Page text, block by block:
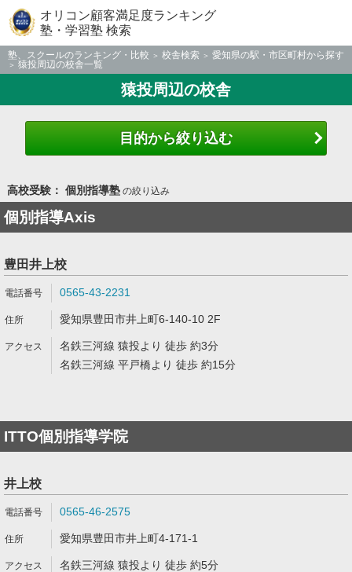
オリコン顧客満足度ランキング
塾・学習塾 検索
塾、スクールのランキング・比較 校舎検索
愛知県の駅・市区町村から探す
猿投周辺の校舎一覧
猿投周辺の校舎
目的から絞り込む
高校受験： 個別指導塾の絞り込み
個別指導Axis
豊田井上校
0565-43-2231
愛知県豊田市井上町6-140-10 2F
名鉄三河線 猿投より 徒歩 約3分
名鉄三河線 平戸橋より 徒歩 約15分
ITTO個別指導学院
井上校
0565-46-2575
愛知県豊田市井上町4-171-1
名鉄三河線 猿投より 徒歩 約5分